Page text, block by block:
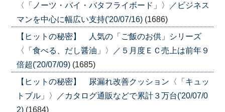
〈「ノーツ・バイ・バタフライボード」〉／ビジネス
マンを中心に幅広い支持('20/07/16) (1686)
【ヒットの秘密】 人気の「ご飯のお供」シリーズ
〈「食べる、だし醤油」〉／５月度ＥＣ売上は前年９
倍超('20/07/09) (1685)
【ヒットの秘密】 尿漏れ改善クッション〈「キュッ
トブル」〉／カタログ通販などで累計３万台('20/07/0
2) (1684)